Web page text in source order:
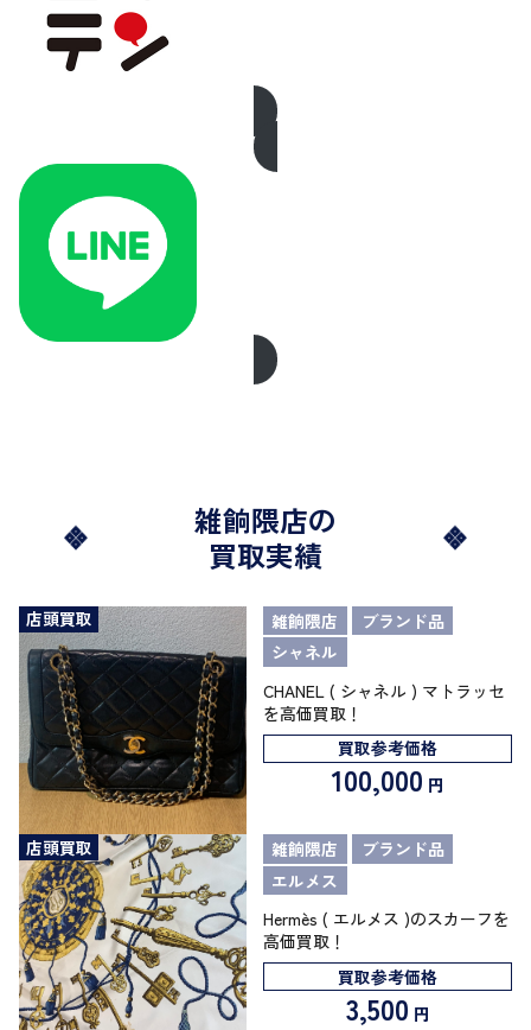
雑餉隈店の
買取実績
店頭買取 雑餉隈店
ブランド品
シャネル
CHANEL ( シャネル ) マトラッセ
を高価買取！
買取参考価格
100,000 円
店頭買取 雑餉隈店
ブランド品
エルメス
Hermès ( エルメス )のスカーフを
高価買取！
買取参考価格
3,500 円